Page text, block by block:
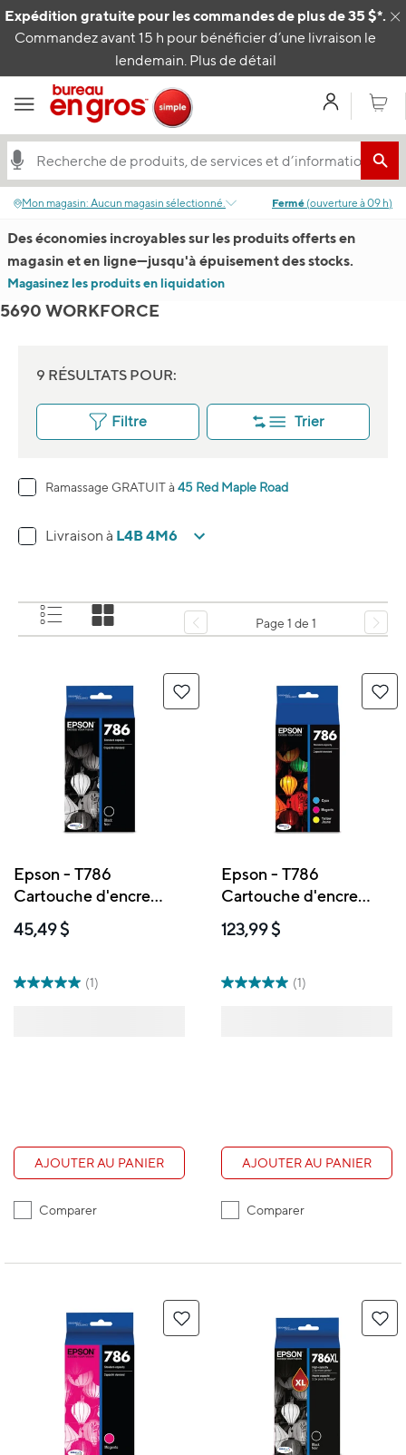
Expédition gratuite pour les commandes de plus de 35 $*.
Commandez avant 15 h pour bénéficier d’une livraison le
lendemain. Plus de détail
MonPanier
Passer au contenu
Mon magasin: Aucun magasin sélectionné. Fermé (ouverture à09 h)
Des économies incroyables sur les produits offerts en
magasin et en ligne—jusqu'à épuisement des stocks.
Magasinez les produits en liquidation
5690 WORKFORCE
9 RÉSULTATS POUR:
Filtre Trier
Ramassage GRATUIT à 45 Red Maple Road
Livraison à L4B 4M6
Page 1 de 1
Epson - T786
Cartouche d'encre
- Capacité standard -
Noir
45,49 $
(1)
AJOUTER AU PANIER
Comparer
Epson - T786
Cartouche d'encre
- Capacité standard -
Emballage mixte –
123,99 $
(1)
AJOUTER AU PANIER
Comparer